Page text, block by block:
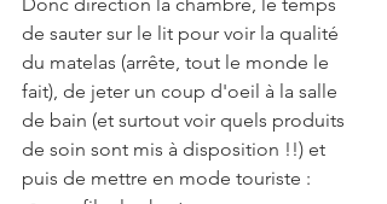
de sauter sur le lit pour voir la qualité
du matelas (arrête, tout le monde le
fait), de jeter un coup d'oeil à la salle
de bain (et surtout voir quels produits
de soin sont mis à disposition !!) et
puis de mettre en mode touriste :